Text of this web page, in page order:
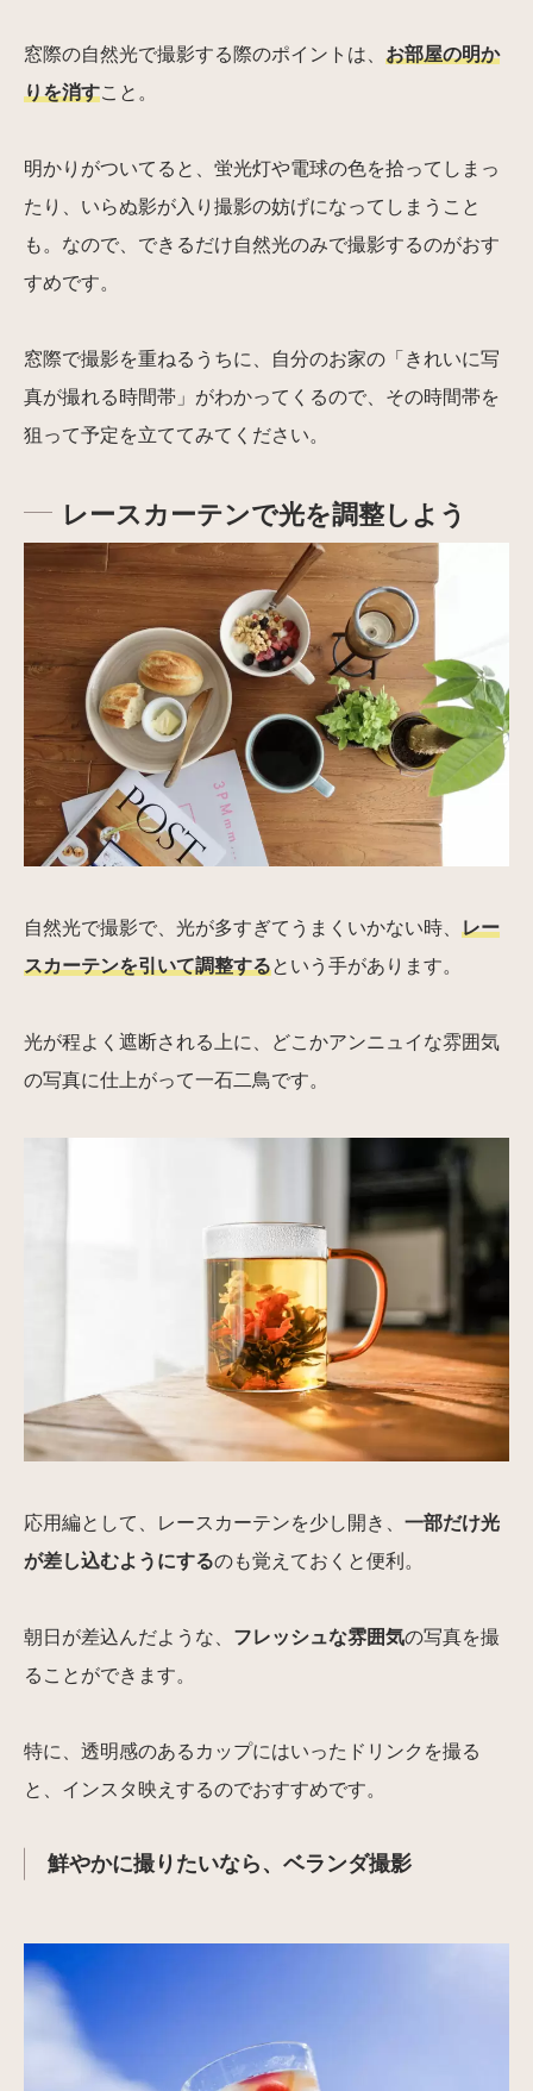
窓際の自然光で撮影する際のポイントは、 お部屋の明か
りを消すこと。
明かりがついてると、蛍光灯や電球の色を拾ってしまっ
たり、いらぬ影が入り撮影の妨げになってしまうこと
も。なので、できるだけ自然光のみで撮影するのがおす
すめです。
窓際で撮影を重ねるうちに、自分のお家の「きれいに写
真が撮れる時間帯」がわかってくるので、その時間帯を
狙って予定を立ててみてください。
レースカーテンで光を調整しよう
自然光で撮影で、光が多すぎてうまくいかない時、 レー
スカーテンを引いて調整するという手があります。
光が程よく遮断される上に、どこかアンニュイな雰囲気
の写真に仕上がって一石二鳥です。
応用編として、レースカーテンを少し開き、 一部だけ光
が差し込むようにするのも覚えておくと便利。
朝日が差込んだような、 フレッシュな雰囲気の写真を撮
ることができます。
特に、透明感のあるカップにはいったドリンクを撮る
と、インスタ映えするのでおすすめです。
鮮やかに撮りたいなら、ベランダ撮影